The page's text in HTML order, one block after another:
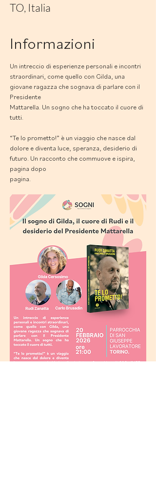
TO, Italia
Informazioni
Un intreccio di esperienze personali e incontri
straordinari, come quello con Gilda, una
giovane ragazza che sognava di parlare con il
Presidente
Mattarella. Un sogno che ha toccato il cuore di
tutti.
“Te lo prometto!” è un viaggio che nasce dal
dolore e diventa luce, speranza, desiderio di
futuro. Un racconto che commuove e ispira,
pagina dopo
pagina.